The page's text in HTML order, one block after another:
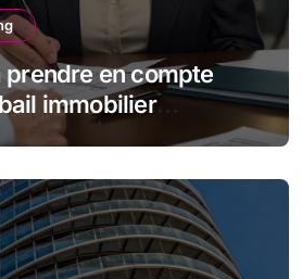
prendre en compte
immobilier